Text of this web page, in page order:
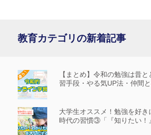
教育カテゴリの新着記事
【まとめ】令和の勉強は昔
習手段・やる気UP法・仲間と
大学生オススメ！勉強を好き
時代の習慣③「『知りたい！